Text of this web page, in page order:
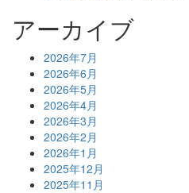
アーカイブ
2026年7月
2026年6月
2026年5月
2026年4月
2026年3月
2026年2月
2026年1月
2025年12月
2025年11月